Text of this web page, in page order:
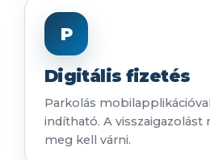
P
Digitális fizetés
Parkolás
indítható. A visszaigazolást
meg kell várni.